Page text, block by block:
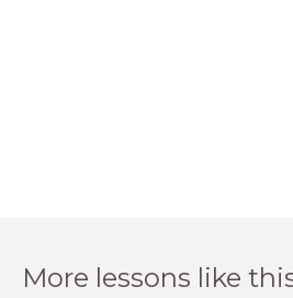
More lessons like